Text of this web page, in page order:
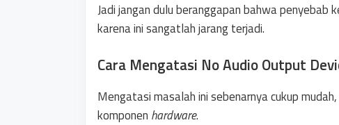
Jadi jangan dulu beranggapan bahwa penyebab
karena ini sangatlah jarang terjadi.
Cara Mengatasi No Audio Output
Mengatasi masalah ini sebenarnya cukup
komponen hardware.